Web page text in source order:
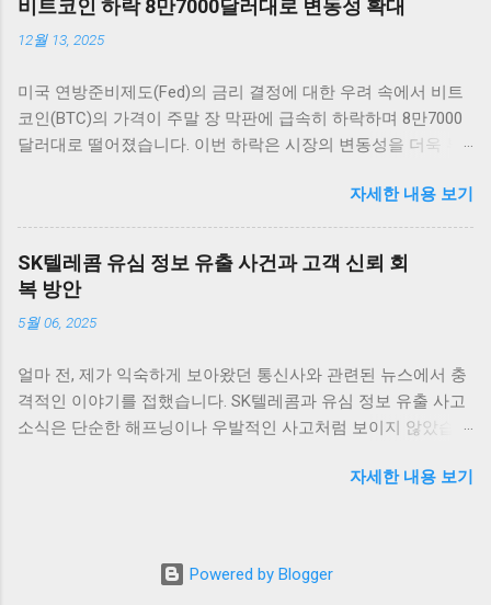
주요 암호화폐의 가격이 즉각적으로 상승세를 타기 시작했습니
다. 이러한 상승세는 애널리스트들에 의하면 이미 시장에 반영
을 살펴보면, 단기적인 가격 변동 범위 내에서 긍정적인 움직임
을 보여 주고 있습니다. 금리 인하 발표가 나자, 비트코인은 약
5% 이상 상승하면서 투자자들에게 희망적인 신호를 전달했습
응하는 것은 상당히 흥미로운 일이며, 앞으로의 동향에 대한 논
의가 필요합니다. 그 외에도 이더리움, 리플 등 다른 암호화폐들
도 비슷한 패턴을 보이고 있습니다. 이러한 상황에서 암호화폐
투자자들은 앞으로 금리가 어떻게 변화할지를 주의 깊게 지켜
상승할 수 있을지에 대한 불확실성이 여전히 존재하기 때문입
후 매수세가 강하게 일어나고 있는 가운데, 여러 요소가 시장의
향방을 결정짓고 있습니다. 특히, 낮은 금리 환경은 기관 투자자
들이 암호화폐에 대한 관심을 더욱 높이는 계기로 작용하고 있
습니다. 금리가 낮아지면 자산의 상대적인 매력도도 증가하게
할 것으로 보입니다. 이러한 투자는 단순히 단기적인 수익을 노
비트코인 하락 8만7000달러대로 변동성 확대
12월 13, 2025
미국 연방준비제도(Fed)의 금리 결정에 대한 우려 속에서 비트
코인(BTC)의 가격이 주말 장 막판에 급속히 하락하며 8만7000
달러대로 떨어졌습니다. 이번 하락은 시장의 변동성을 더욱 부
다. 이러한 변화는 비트코인 및 암호화폐 시장 전체에 큰 영향을
미칠 것으로 보입니다. 비트코인 하락 배경: FOMC와 시장 반응
비트코인 가격이 8만7000달러대까지 떨어진 배경에는 미국 연
준의 금리 결정이 큰 역할을 하고 있습니다. 투자자들은 연준이
금리를 얼마나 인상할지를 주의 깊게 살펴보고 있으며, 이로 인
해 비트코인 시장에 부정적인 영향을 미치고 있습니다.
해졌고, 이로 인해 비트코인의 가격도 하락세를 보였습니다. 연
준의 통화정책은 비트코인과 같은 고위험 자산에 직접적인 영
향을 미치기 때문에, 투자자들은 연준의 결정 발표를 기다리는
연준의 정책 변화는 많은 경우 암호화폐 시장에 큰 영향을 미쳤
에 따라 추가적인 하락세 또는 반등이 있을 가능성이 큽니다. 투
자자들은 이러한 불확실성을 감안하여 신중한 투자 결정을 해
자세한 내용 보기
SK텔레콤 유심 정보 유출 사건과 고객 신뢰 회
복 방안
5월 06, 2025
얼마 전, 제가 익숙하게 보아왔던 통신사와 관련된 뉴스에서 충
격적인 이야기를 접했습니다. SK텔레콤과 유심 정보 유출 사고
소식은 단순한 해프닝이나 우발적인 사고처럼 보이지 않았습니
잡았던 SK텔레콤이 이렇게 큰 신뢰의 위기를 맞게 된 건, 통신
는 초강수 행정지도를 내렸다는 점이 머릿속에서 오랫동안 떠
나지 않았습니다. 이 결정은 그 자체로도 놀라웠지만, 더 나아가
자세한 내용 보기
Powered by Blogger